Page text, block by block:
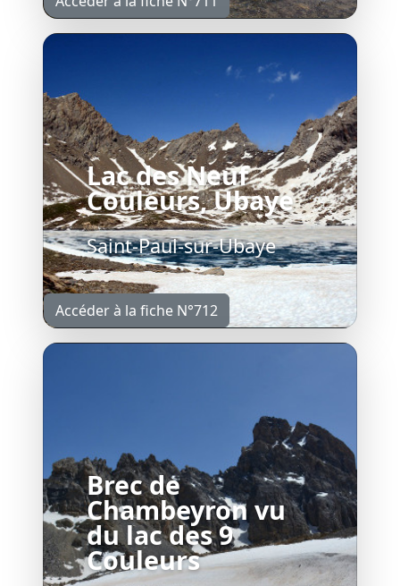
Lac des Neuf
Couleurs, Ubaye
Saint-Paul-sur-Ubaye
Accéder à la fiche N°712
Brec de
Chambeyron vu
du lac des 9
Couleurs